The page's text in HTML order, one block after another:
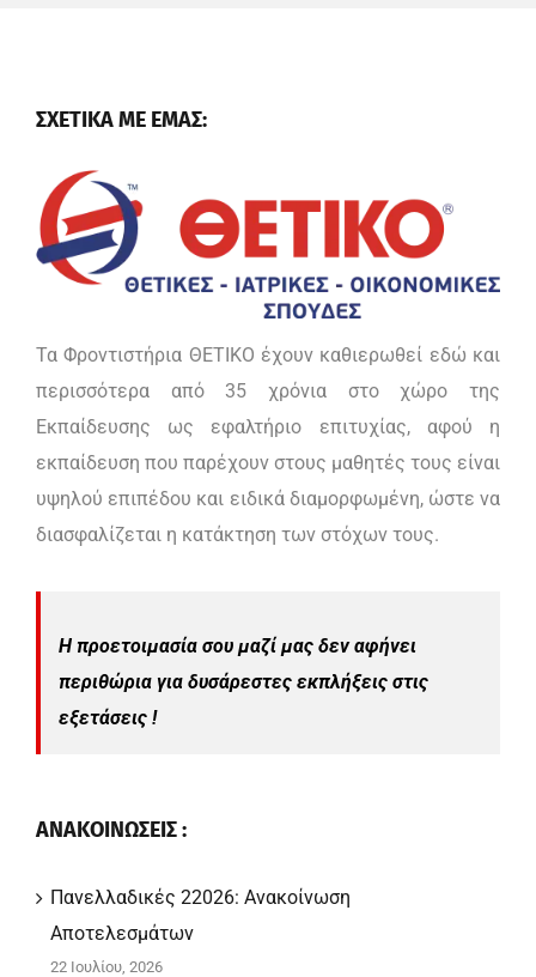
ΣΧΕΤΙΚΑ ΜΕ ΕΜΑΣ:
Τα Φροντιστήρια ΘΕΤΙΚΟ έχουν καθιερωθεί εδώ και
περισσότερα από 35 χρόνια στο χώρο της
Εκπαίδευσης ως εφαλτήριο επιτυχίας, αφού η
εκπαίδευση που παρέχουν στους μαθητές τους είναι
υψηλού επιπέδου και ειδικά διαμορφωμένη, ώστε να
διασφαλίζεται η κατάκτηση των στόχων τους.
Η προετοιμασία σου μαζί μας δεν αφήνει
περιθώρια για δυσάρεστες εκπλήξεις στις
εξετάσεις !
ΑΝΑΚΟΙΝΩΣΕΙΣ :
Πανελλαδικές 22026: Ανακοίνωση
Αποτελεσμάτων
22 Ιουλίου, 2026